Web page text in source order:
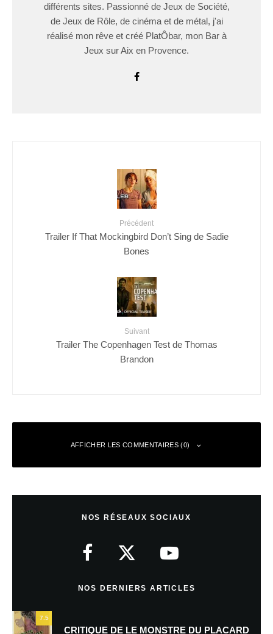
différents sites. Passionné de Jeux de Société,
de Jeux de Rôle, de cinéma et de métal, j'ai
réalisé mon rêve et créé PlatÔbar, mon Bar à
Jeux sur Aix en Provence.
Précédent
Trailer If That Mockingbird Don’t Sing de Sadie
Bones
Suivant
Trailer The Copenhagen Test de Thomas
Brandon
AFFICHER LES COMMENTAIRES (0)
NOS RÉSEAUX SOCIAUX
NOS DERNIERS ARTICLES
7.5
CRITIQUE DE LE MONSTRE DU PLACARD